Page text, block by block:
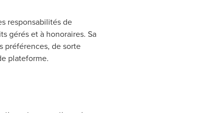
responsabilités de
gérés et à honoraires. Sa
préférences, de sorte
plateforme.